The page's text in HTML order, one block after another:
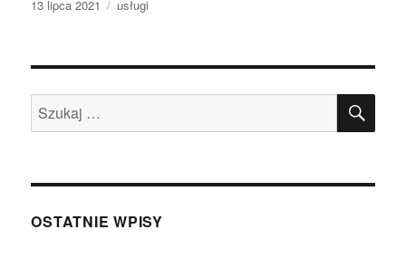
Data
13 lipca 2021 Kategorie
usługi
Szukaj:
OSTATNIE WPISY